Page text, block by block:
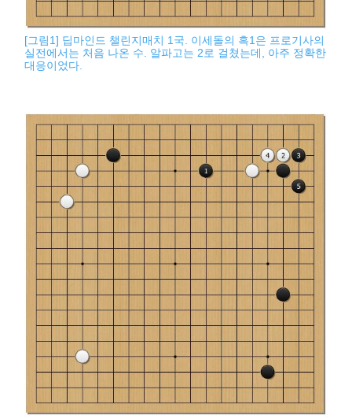
[그림1] 딥마인드 챌린지매치 1국. 이세돌의 흑1은 프로기사의
실전에서는 처음 나온 수. 알파고는 2로 걸쳤는데, 아주 정확한
대응이었다.